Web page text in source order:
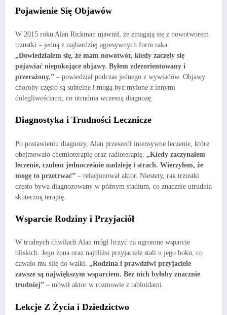
Pojawienie Się Objawów
W 2015 roku Alan Rickman ujawnił, że zmagają się z nowotworem
trzustki – jedną z najbardziej agresywnych form raka.
„Dowiedziałem się, że mam nowotwór, kiedy zaczęły się
pojawiać niepokojące objawy. Byłem zdezorientowany i
przerażony.” – powiedział podczas jednego z wywiadów. Objawy
choroby często są subtelne i mogą być mylone z innymi
dolegliwościami, co utrudnia wczesną diagnozę.
Diagnostyka i Trudności Lecznicze
Po postawieniu diagnozy, Alan przeszedł intensywne leczenie, które
obejmowało chemioterapię oraz radioterapię. „Kiedy zaczynałem
leczenie, czułem jednocześnie nadzieję i strach. Wierzyłem, że
mogę to przetrwać” – relacjonował aktor. Niestety, rak trzustki
często bywa diagnozowany w późnym stadium, co znacznie utrudnia
skuteczną terapię.
Wsparcie Rodziny i Przyjaciół
W trudnych chwilach Alan mógł liczyć na ogromne wsparcie
bliskich. Jego żona oraz najbliżsi przyjaciele stali u jego boku, co
dawało mu siłę do walki. „Rodzina i prawdziwi przyjaciele
zawsze są największym wsparciem. Bez nich byłoby znacznie
trudniej” – mówił aktor w rozmowie z tabloidami.
Lekcje Z Życia i Dziedzictwo